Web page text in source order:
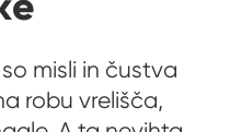
misli in čustva
robu vrelišča,